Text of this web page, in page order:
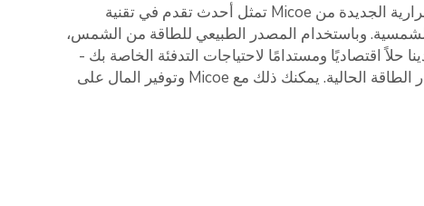
إن الطاقة الشمسية الحرارية الجديدة من Micoe تمثل أحدث تقدم في تقنية
وباستخدام المصدر الطبيعي للطاقة من الشمس،
حلاً اقتصاديًا ومستدامًا لاحتياجات التدفئة الخاصة بك -
دون الاعتماد على مصادر الطاقة الحالية. يمكنك ذلك مع Micoe وتوفير المال على